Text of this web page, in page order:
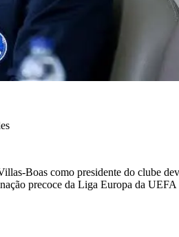
Boas como presidente do clube
precoce da Liga Europa da